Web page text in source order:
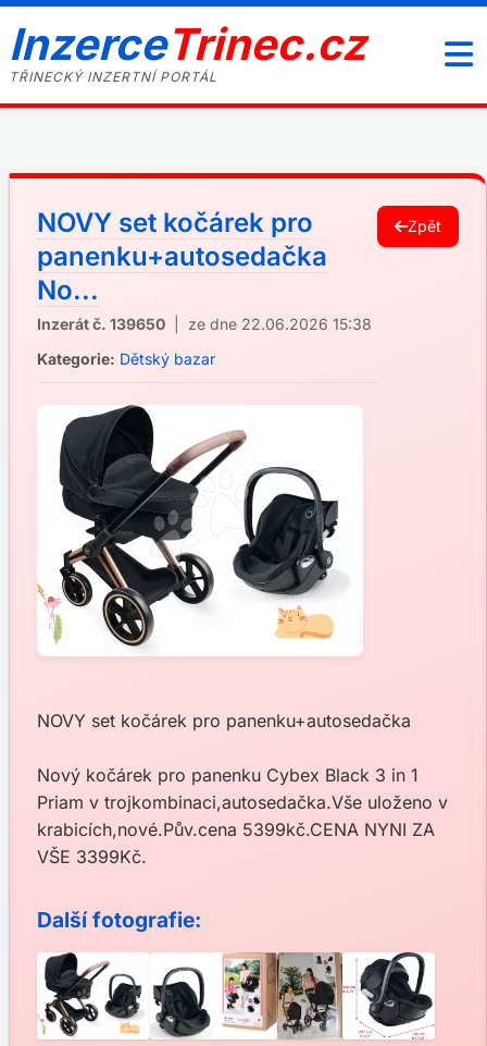
InzerceTrinec.cz
TŘINECKÝ INZERTNÍ PORTÁL
NOVY set kočárek pro
panenku+autosedačka
No...
Inzerát č. 139650 | ze dne 22.06.2026 15:38
Kategorie: Dětský bazar
Zpět
NOVY set kočárek pro panenku+autosedačka
Nový kočárek pro panenku Cybex Black 3 in 1
Priam v trojkombinaci,autosedačka.Vše uloženo v
krabicích,nové.Pův.cena 5399kč.CENA NYNI ZA
VŠE 3399Kč.
Další fotografie: